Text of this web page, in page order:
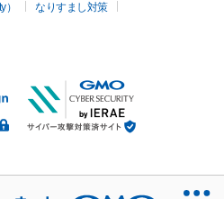
なりすまし対策